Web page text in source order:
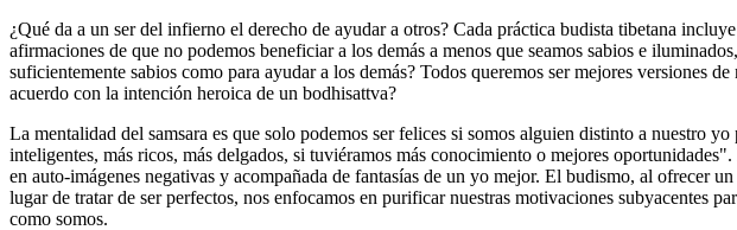
¿Qué da a un ser del infierno el derecho de ayudar a otros? Cada práctica budista tibetana
afirmaciones de que no podemos beneficiar a los demás a menos que seamos sabios e
suficientemente sabios como para ayudar a los demás? Todos queremos ser mejores versiones
acuerdo con la intención heroica de un bodhisattva?
La mentalidad del samsara es que solo podemos ser felices si somos alguien distinto a nuestro
inteligentes, más ricos, más delgados, si tuviéramos más conocimiento o mejores
en auto-imágenes negativas y acompañada de fantasías de un yo mejor. El budismo, al ofrecer
lugar de tratar de ser perfectos, nos enfocamos en purificar nuestras motivaciones subyacentes
como somos.